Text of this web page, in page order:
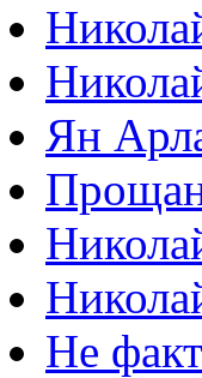
Ян
Не